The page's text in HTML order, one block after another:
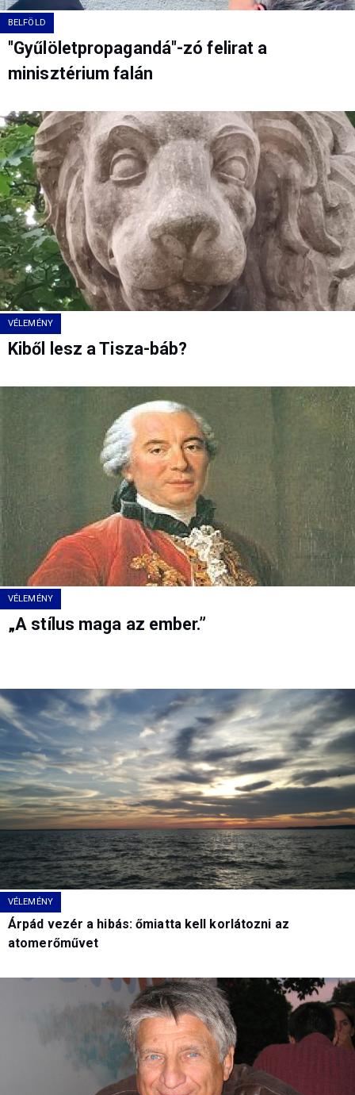
BELFÖLD
"Gyűlöletpropagandá"-zó felirat a
minisztérium falán
VÉLEMÉNY
Kiből lesz a Tisza-báb?
VÉLEMÉNY
„A stílus maga az ember.”
VÉLEMÉNY
Árpád vezér a hibás: őmiatta kell korlátozni az
atomerőművet